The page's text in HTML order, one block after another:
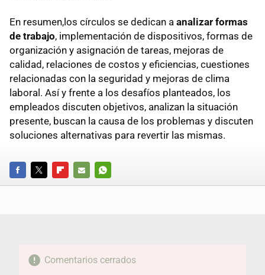
En resumen,los círculos se dedican a analizar formas
de trabajo, implementación de dispositivos, formas de
organización y asignación de tareas, mejoras de
calidad, relaciones de costos y eficiencias, cuestiones
relacionadas con la seguridad y mejoras de clima
laboral. Así y frente a los desafíos planteados, los
empleados discuten objetivos, analizan la situación
presente, buscan la causa de los problemas y discuten
soluciones alternativas para revertir las mismas.
FACEBOOKTWITTERFLIPBOARD
E-
WHATSAPP
Comentarios cerrados